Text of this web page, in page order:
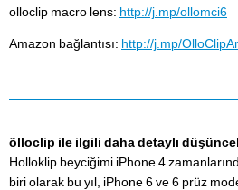
olloclip macro lens: http://j.mp/ollomci6
Amazon bağlantısı: http://j.mp/
õlloclip ile ilgili daha detaylı
Holloklip beyciğimi iPhone 4
biri olarak bu yıl, iPhone 6 ve 6 prüz